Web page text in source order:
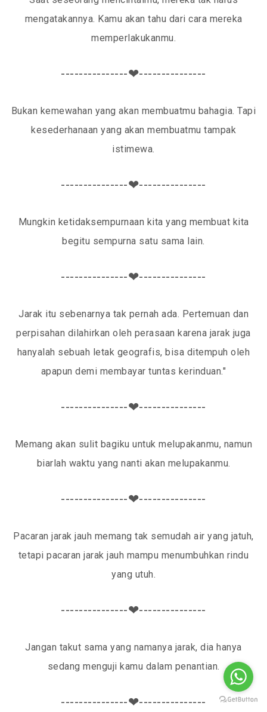
mengatakannya. Kamu akan tahu dari cara mereka
memperlakukanmu.
---------------❤---------------
Bukan kemewahan yang akan membuatmu bahagia. Tapi
kesederhanaan yang akan membuatmu tampak
istimewa.
---------------❤---------------
Mungkin ketidaksempurnaan kita yang membuat kita
begitu sempurna satu sama lain.
---------------❤---------------
Jarak itu sebenarnya tak pernah ada. Pertemuan dan
perpisahan dilahirkan oleh perasaan karena jarak juga
hanyalah sebuah letak geografis, bisa ditempuh oleh
apapun demi membayar tuntas kerinduan."
---------------❤---------------
Memang akan sulit bagiku untuk melupakanmu, namun
biarlah waktu yang nanti akan melupakanmu.
---------------❤---------------
Pacaran jarak jauh memang tak semudah air yang jatuh,
tetapi pacaran jarak jauh mampu menumbuhkan rindu
yang utuh.
---------------❤---------------
Jangan takut sama yang namanya jarak, dia hanya
sedang menguji kamu dalam penantian.
---------------❤---------------